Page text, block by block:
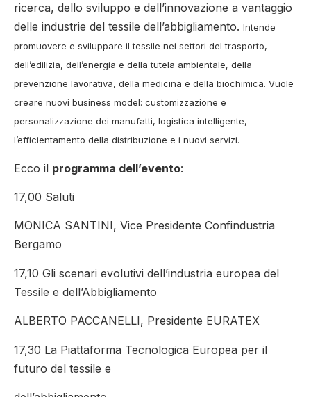
ricerca, dello sviluppo e dell’innovazione a vantaggio
delle industrie del tessile dell’abbigliamento. Intende
promuovere e sviluppare il tessile nei settori del trasporto,
dell’edilizia, dell’energia e della tutela ambientale, della
prevenzione lavorativa, della medicina e della biochimica. Vuole
creare nuovi business model: customizzazione e
personalizzazione dei manufatti, logistica intelligente,
l’efficientamento della distribuzione e i nuovi servizi.
Ecco il programma dell’evento:
17,00 Saluti
MONICA SANTINI, Vice Presidente Confindustria
Bergamo
17,10 Gli scenari evolutivi dell’industria europea del
Tessile e dell’Abbigliamento
ALBERTO PACCANELLI, Presidente EURATEX
17,30 La Piattaforma Tecnologica Europea per il
futuro del tessile e